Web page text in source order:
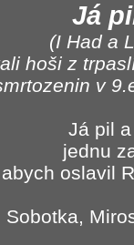
Já
(I Had a
hoši z
v
Já pil
jednu
abych oslavil
Sobotka,